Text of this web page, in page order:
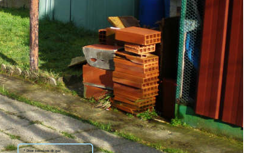
commerces et autoroutes sur 400 m² de terrain.